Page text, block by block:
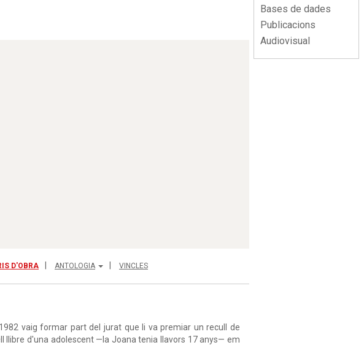
Bases de dades
Publicacions
Audiovisual
D'OBRA ANTOLOGIA VINCLES
vaig formar part del jurat que li va premiar un recull de
llibre d'una adolescent —la Joana tenia llavors 17 anys— em